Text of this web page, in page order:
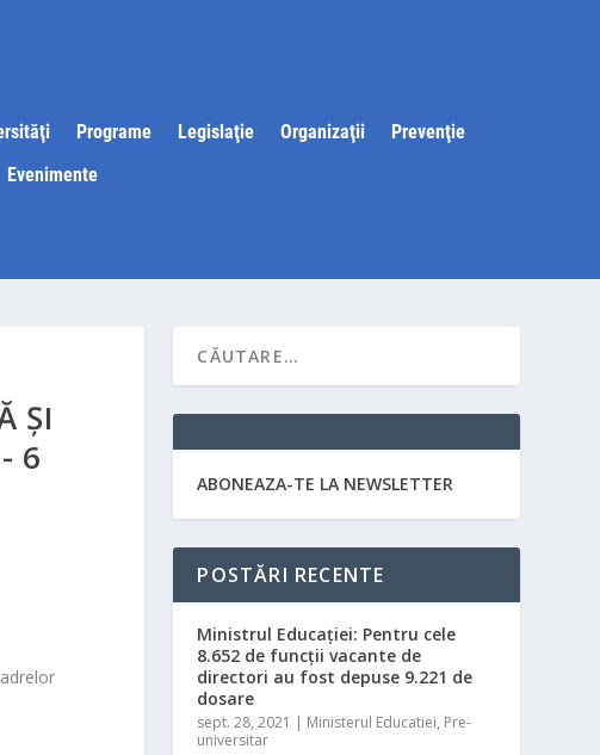
Programe Legislaţie Organizaţii
Prevenţie
Evenimente
ŞI
6
ABONEAZA-TE LA NEWSLETTER
POSTĂRI RECENTE
Ministrul Educaţiei: Pentru cele
8.652 de funcţii vacante de
directori au fost depuse 9.221 de
dosare
sept. 28, 2021 | Ministerul Educatiei, Pre-
universitar